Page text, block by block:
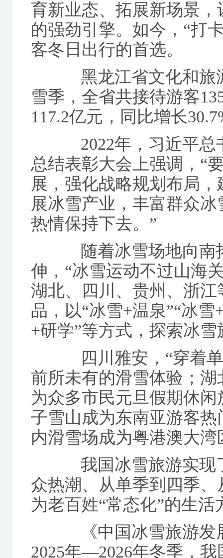
育新业态、拓展新场景
的强劲引擎。如今，“打
客冬日出行的首选。
黑龙江省文化和旅
雪季，全省共接待游客
117.2亿元，同比增长
2022年，习近平总
总结表彰大会上强调，“
展，强化战略规划布局
展冰雪产业，丰富群众
热情保持下去。”
随着冰雪场地向南
伸，“冰雪运动不过山海
湖北、四川、贵州、浙
品，以“冰雪+温泉”“冰雪
+研学”等方式，探索冰
四川雅安，“穿着单
前所未有的滑雪体验；湖
为众多市民元旦假期休
子雪山成为东南亚游客
内滑雪场成为粤港澳大
我国冰雪旅游实现
众热潮、从单季到四季
为老百姓“常态化”的生活
《中国冰雪旅游发
2025年—2026年冬季，